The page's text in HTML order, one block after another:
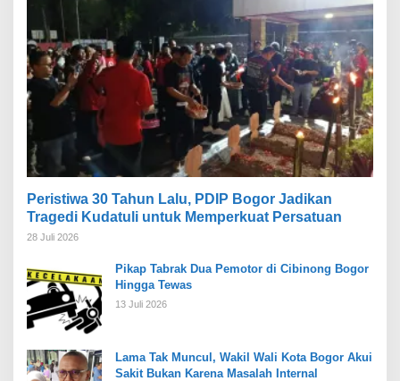
Peristiwa 30 Tahun Lalu, PDIP Bogor Jadikan
Tragedi Kudatuli untuk Memperkuat Persatuan
28 Juli 2026
Pikap Tabrak Dua Pemotor di Cibinong Bogor
Hingga Tewas
13 Juli 2026
Lama Tak Muncul, Wakil Wali Kota Bogor Akui
Sakit Bukan Karena Masalah Internal